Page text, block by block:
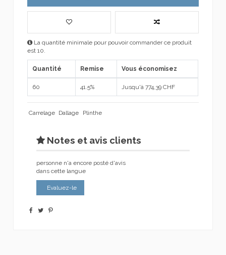
La quantité minimale pour pouvoir commander ce produit
est 10.
Quantité Remise Vous économisez
60 41.5% Jusqu'à 774,39 CHF
Carrelage Dallage Plinthe
Notes et avis clients
personne n'a encore posté d'avis
dans cette langue
Evaluez-le